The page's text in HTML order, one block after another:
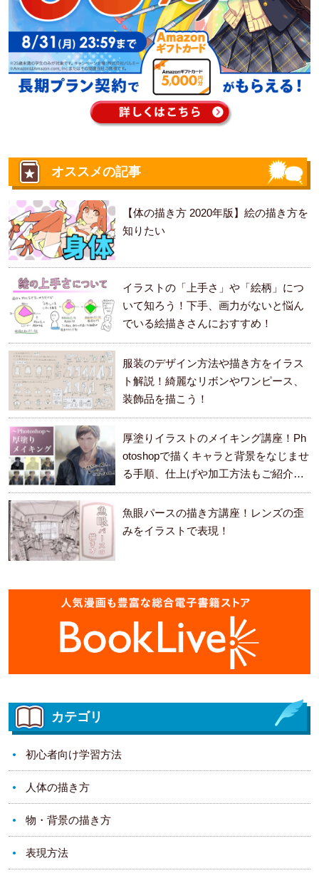
オススメの記事
【体の描き方 2020年版】絵の描き方を
知りたい
イラストの「上手さ」や「絵柄」につ
いて知ろう！下手、画力がないと悩ん
でいる絵描きさんにおすすめ！
服装のデザイン方法や描き方をイラス
ト解説！綺麗なリボンやワンピース、
装飾品を描こう！
厚塗りイラストのメイキング講座！Ph
otoshopで描くキャラと背景をなじませ
る手順、仕上げや加工方法もご紹介し
ます。
魚眼パースの描き方講座！レンズの歪
みをイラストで表現！
カテゴリ
初心者向け学習方法
人体の描き方
物・背景の描き方
表現方法